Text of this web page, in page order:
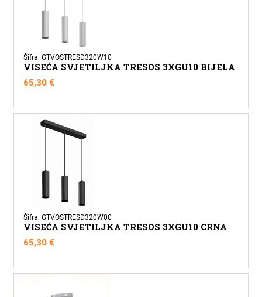
Šifra: GTVOSTRESD320W10
VISEĆA SVJETILJKA TRESOS 3XGU10 BIJELA
65,30€
Šifra: GTVOSTRESD320W00
VISEĆA SVJETILJKA TRESOS 3XGU10 CRNA
65,30€